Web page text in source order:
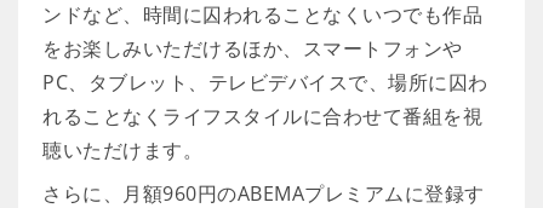
ンドなど、時間に囚われることなくいつでも作品
をお楽しみいただけるほか、スマートフォンや
PC、タブレット、テレビデバイスで、場所に囚わ
れることなくライフスタイルに合わせて番組を視
聴いただけます。
さらに、月額960円のABEMAプレミアムに登録す